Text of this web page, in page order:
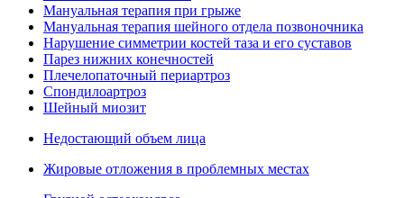
Мануальная терапия при грыже
Мануальная терапия шейного отдела позвоночника
Нарушение симметрии костей таза и его суставов
Парез нижних конечностей
Плечелопаточный периартроз
Спондилоартроз
Шейный миозит
Недостающий объем лица
Жировые отложения в проблемных местах